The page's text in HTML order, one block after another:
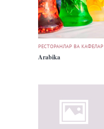
РЕСТОРАНЛАР ВА КАФЕЛАР
Arabika